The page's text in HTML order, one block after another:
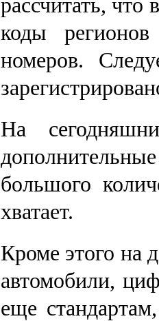
коды
номеров.
На
большого
хватает.
Кроме этого на
автомобили,
еще